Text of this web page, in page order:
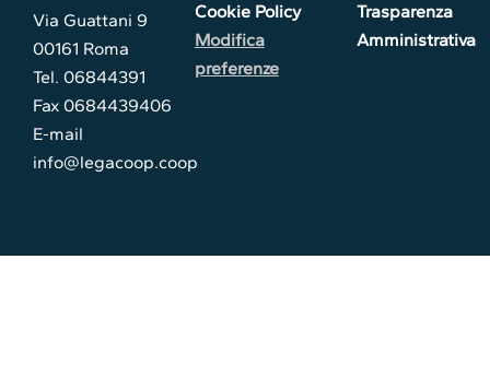
Via Guattani 9
00161 Roma
Tel. 06844391
Fax 0684439406
E-mail
info@legacoop.coop
Cookie Policy
Modifica
preferenze
Trasparenza
Amministrativa